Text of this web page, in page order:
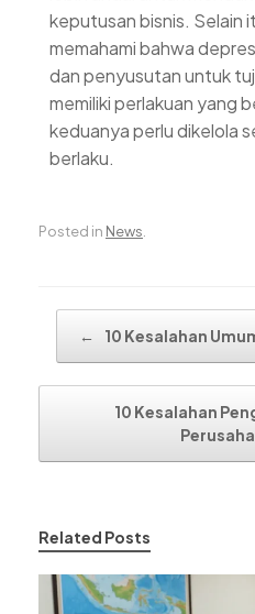
keputusan bisnis. Selain
memahami bahwa
dan penyusutan untuk
memiliki perlakuan yang
keduanya perlu dikelola
berlaku.
Posted in News
← 10 Kesalahan
10 Kesalahan
Related Posts